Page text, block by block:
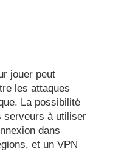
jouer peut
les attaques
La possibilité
serveurs à utiliser
dans
et un VPN